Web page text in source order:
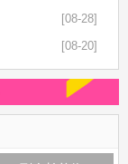
[08-28]
[08-20]